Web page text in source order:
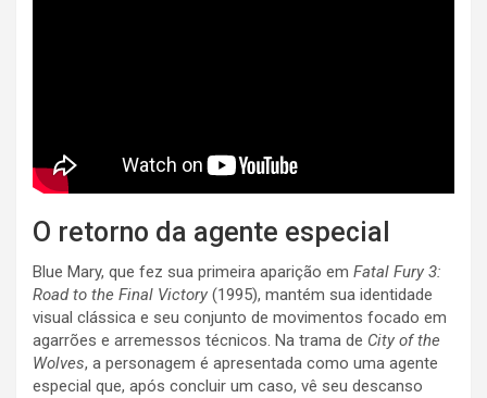
O retorno da agente especial
Blue Mary, que fez sua primeira aparição em Fatal Fury 3:
Road to the Final Victory (1995), mantém sua identidade
visual clássica e seu conjunto de movimentos focado em
agarrões e arremessos técnicos. Na trama de City of the
Wolves, a personagem é apresentada como uma agente
especial que, após concluir um caso, vê seu descanso